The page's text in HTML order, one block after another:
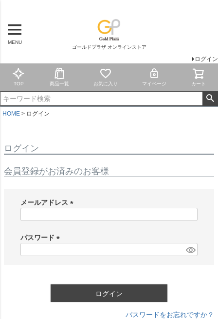
MENU
ゴールドプラザ オンラインストア
ログイン
TOP 商品一覧 お気に入り マイページ カート
HOME ログイン
ログイン
会員登録がお済みのお客様
メールアドレス
)
パスワード
ログイン
パスワードをお忘れですか？